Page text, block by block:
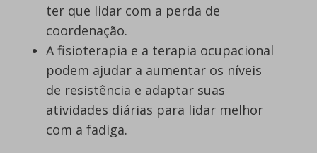
ter que lidar com a perda de
coordenação.
A fisioterapia e a terapia ocupacional
podem ajudar a aumentar os níveis
de resistência e adaptar suas
atividades diárias para lidar melhor
com a fadiga.